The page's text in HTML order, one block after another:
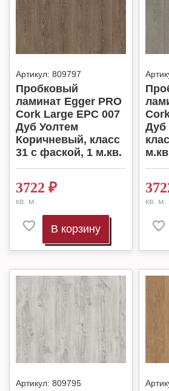
Артикул: 809797
Пробковый
ламинат Egger PRO
Cork Large EPC 007
Дуб Уолтем
Коричневый, класс
31 с фаской, 1 м.кв.
3722 ₽
кв. м.
В корзину
Дуб
кв. м.
Артикул: 809795